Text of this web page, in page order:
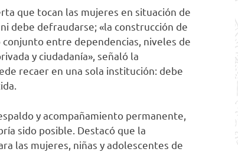
que tocan las mujeres en situación de
debe defraudarse; «la construcción de
entre dependencias, niveles de
y ciudadanía», señaló la
recaer en una sola institución: debe
y acompañamiento permanente,
sido posible. Destacó que la
las mujeres, niñas y adolescentes de